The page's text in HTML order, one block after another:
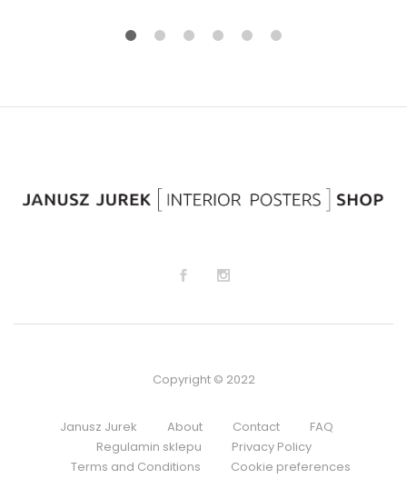
Copyright © 2022
Janusz Jurek About Contact
FAQ
Regulamin sklepu
Privacy Policy
Terms and Conditions
Cookie preferences